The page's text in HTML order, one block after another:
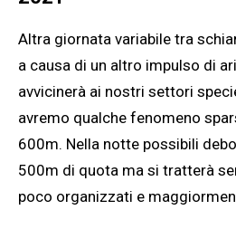
Altra giornata variabile tra
a causa di un altro impulso di
avvicinerà ai nostri settori
avremo qualche fenomeno
600m. Nella notte possibili
500m di quota ma si tratterà
poco organizzati e